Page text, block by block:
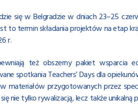
się w Belgradzie w dniach 23–25
to termin składania projektów na etap
r.
też obszerny pakiet wsparcia
spotkania Teachers’ Days dla
materiałów przygotowanych przez
nie tylko rywalizacją, lecz także